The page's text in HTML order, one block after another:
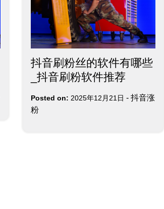
抖音刷粉丝的软件有哪些
_抖音刷粉软件推荐
Posted on: 2025年12月21日 - 抖音涨
粉